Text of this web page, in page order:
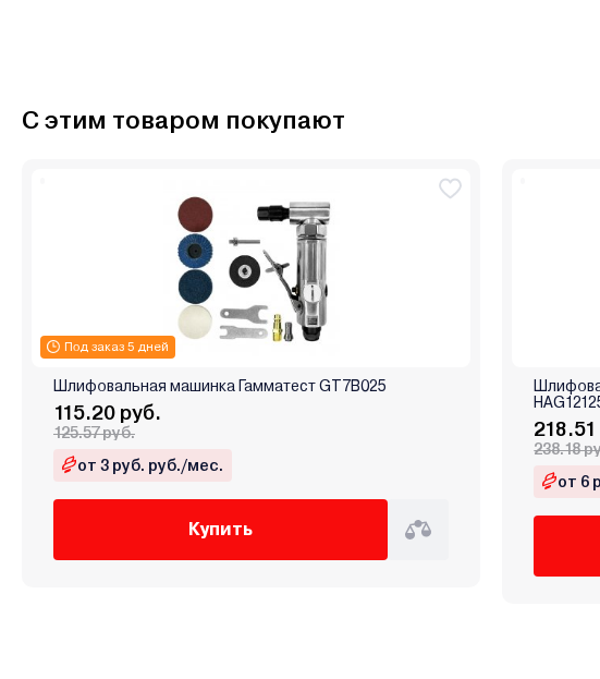
С этим товаром покупают
Под заказ 5 дней
Шлифовальная машинка Гамматест GT7B025
115.20 руб.
125.57 руб.
от 3 руб. руб./мес.
Купить
238.18
от 6